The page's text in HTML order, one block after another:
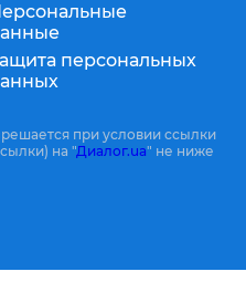
персональных
при условии ссылки
на "Диалог.ua" не ниже